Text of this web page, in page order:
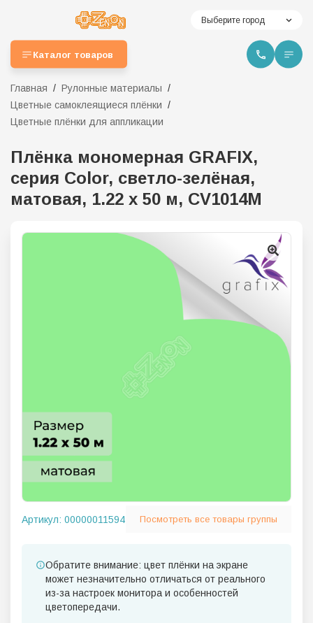
Выберите город
Каталог товаров
Главная
Рулонные материалы
Цветные самоклеящиеся плёнки
Цветные плёнки для аппликации
Плёнка мономерная GRAFIX,
серия Color, светло-зелёная,
матовая, 1.22 x 50 м, CV1014M
Артикул: 00000011594 Посмотреть все товары группы
Обратите внимание: цвет плёнки на экране
может незначительно отличаться от реального
из-за настроек монитора и особенностей
цветопередачи.